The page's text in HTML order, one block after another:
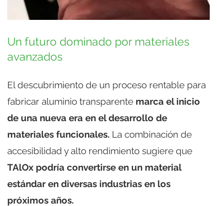
Un futuro dominado por materiales
avanzados
El descubrimiento de un proceso rentable para
fabricar aluminio transparente marca el inicio
de una nueva era en el desarrollo de
materiales funcionales. La combinación de
accesibilidad y alto rendimiento sugiere que
TAlOx podría convertirse en un material
estándar en diversas industrias en los
próximos años.